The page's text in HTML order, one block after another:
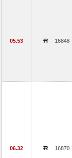
05.53 16848
06.32 16870